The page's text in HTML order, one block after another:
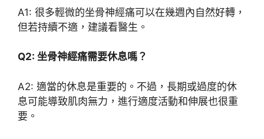
A1: 很多輕微的坐骨神經痛可以在幾週內自然好轉，
但若持續不適，建議看醫生。
Q2: 坐骨神經痛需要休息嗎？
A2: 適當的休息是重要的。不過，長期或過度的休
息可能導致肌肉無力，進行適度活動和伸展也很重
要。